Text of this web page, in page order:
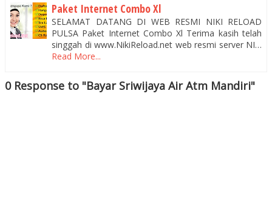
Paket Internet Combo Xl
SELAMAT DATANG DI WEB RESMI NIKI RELOAD
PULSA Paket Internet Combo Xl Terima kasih telah
singgah di www.NikiReload.net web resmi server NI…
Read More...
0 Response to "Bayar Sriwijaya Air Atm Mandiri"